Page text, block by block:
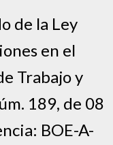
de la Ley
en el
Trabajo y
189, de 08
BOE-A-